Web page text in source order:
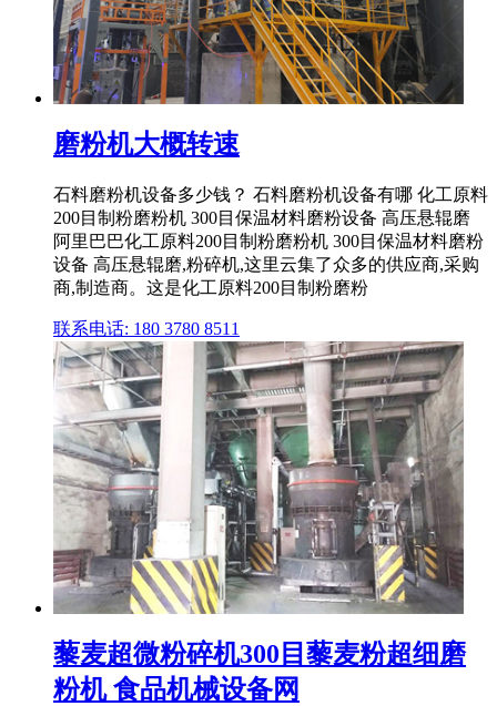
磨粉机大概转速
石料磨粉机设备多少钱？ 石料磨粉机设备有哪 化工原料
200目制粉磨粉机 300目保温材料磨粉设备 高压悬辊磨
阿里巴巴化工原料200目制粉磨粉机 300目保温材料磨粉
设备 高压悬辊磨,粉碎机,这里云集了众多的供应商,采购
商,制造商。这是化工原料200目制粉磨粉
联系电话: 180 3780 8511
藜麦超微粉碎机300目藜麦粉超细磨
粉机 食品机械设备网